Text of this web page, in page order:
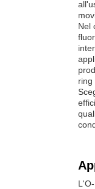
Nel
ring